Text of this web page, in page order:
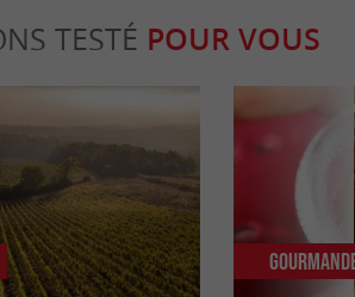
TESTÉ POUR VOUS